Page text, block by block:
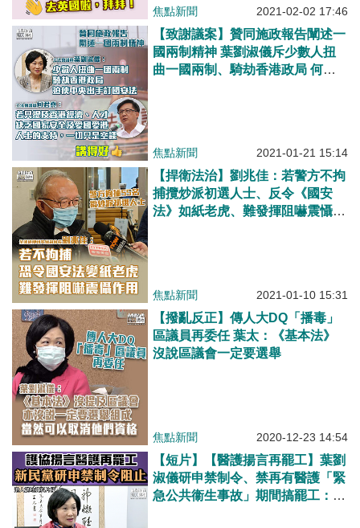
焦點新聞 2021-02-02 17:46
【致謝議案】贊同施政報告闡述一
國兩制精神 葉劉淑儀斥少數人扭
曲一國兩制、騎劫香港政局 何君
焦點新聞 2021-01-21 15:14
【捍衛法治】劉兆佳：若警方不拘
捕攬炒派初選人士、反令《國安
法》如紙老虎、難發揮阻嚇震懾作
焦點新聞 2021-01-10 15:31
【撥亂反正】傳人大DQ「播毒」
區議員再委任 葉太：《基本法》
沒說區議會一定要選舉
焦點新聞 2020-12-23 14:54
【短片】【醫護揚言再罷工】葉劉
淑儀研申禁制令、禁再有醫護「緊
急公共衞生事故」期間搞罷工：香